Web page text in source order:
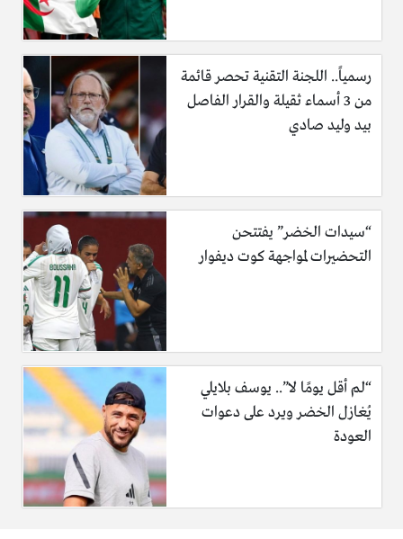
رسمياً.. اللجنة التقنية تحصر قائمة
من 3 أسماء ثقيلة والقرار الفاصل
بيد وليد صادي
“سيدات الخضر” يفتتحن
التحضيرات لمواجهة كوت ديفوار
“لم أقل يومًا لا”.. يوسف بلايلي
يُغازل الخضر ويرد على دعوات
العودة